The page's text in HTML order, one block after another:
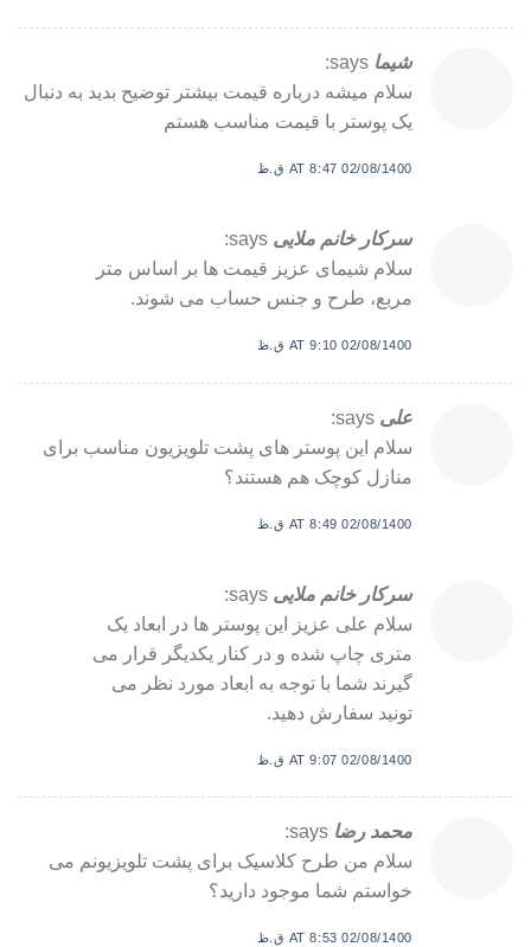
شیما says:
سلام میشه درباره قیمت بیشتر توضیح بدید به دنبال
یک پوستر با قیمت مناسب هستم
02/08/1400 AT 8:47 ق.ظ
سرکار خانم ملایی says:
سلام شیمای عزیز قیمت ها بر اساس متر
مربع، طرح و جنس حساب می شوند.
02/08/1400 AT 9:10 ق.ظ
علی says:
سلام این پوستر های پشت تلویزیون مناسب برای
منازل کوچک هم هستند؟
02/08/1400 AT 8:49 ق.ظ
سرکار خانم ملایی says:
سلام علی عزیز این پوستر ها در ابعاد یک
متری چاپ شده و در کنار یکدیگر قرار می
گیرند شما با توجه به ابعاد مورد نظر می
تونید سفارش دهید.
02/08/1400 AT 9:07 ق.ظ
محمد رضا says:
سلام من طرح کلاسیک برای پشت تلویزیونم می
خواستم شما موجود دارید؟
02/08/1400 AT 8:53 ق.ظ